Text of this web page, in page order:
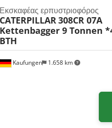
Kaufungen 1.658 km
Εκσκαφέας ερπυστριοφόρος
CATERPILLAR308CR 07A
Kettenbagger 9 Tonnen
BTH